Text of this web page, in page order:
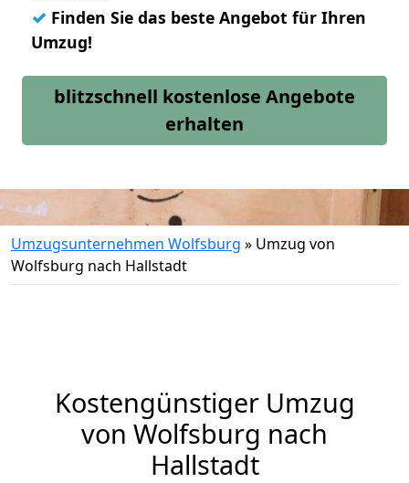
✓ Finden Sie das beste Angebot für Ihren
Umzug!
blitzschnell kostenlose Angebote
erhalten
Umzugsunternehmen Wolfsburg » Umzug von
Wolfsburg nach Hallstadt
Kostengünstiger Umzug
von Wolfsburg nach
Hallstadt